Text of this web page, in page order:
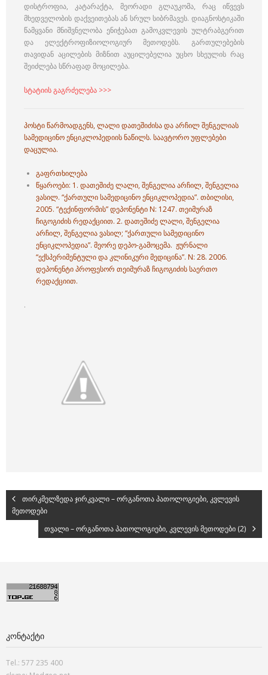
დისტროფია, კატარაქტა, მეორადი გლაუკომა, რაც იწვევს
მხედველობის დაქვეითებას ან სრულ სიბრმავეს. დიაგნოსტიკაში
წამყვანი მნიშვნელობა ენიჭებათ გამოკვლევის ულტრაბგერით
და ელექტროფიზიოლოგიურ მეთოდებს. გართულებების
თავიდან აცილების მიზნით აუცილებელია უცხო სხეულის რაც
შეიძლება სწრაფად მოცილება.
სტატიის გაგრძელება >>>
პოსტი წარმოადგენს, ლალი დათეშიძისა და არჩილ შენგელიას
სამედიცინო ენციკლოპედიის ნაწილს. საავტორო უფლებები
დაცულია.
გაფრთხილება
წყაროები: 1. დათეშიძე ლალი,შენგელია არჩილ,შენგელია
ვასილ. “ქართული სამედიცინო ენციკლოპედია”. თბილისი,
2005. “ტექინფორმის” დეპონენტი N: 1247. თეიმურაზ
ჩიგოგიძის რედაქციით. 2. დათეშიძე ლალი,შენგელია
არჩილ,შენგელია ვასილ; “ქართული სამედიცინო
ენციკლოპედია”. მეორე დეპო-გამოცემა. ჟურნალი
“ექსპერიმენტული და კლინიკური მედიცინა”. N: 28. 2006.
დეპონენტი პროფესორ თეიმურაზ ჩიგოგიძის საერთო
რედაქციით.
.
თირკმელზედა ჯირკვალი – ორგანოთა პათოლოგიები, კვლევის
მეთოდები
თვალი – ორგანოთა პათოლოგიები, კვლევის მეთოდები (2)
ᲙᲝᲜᲢᲐᲥᲢᲘ
Tel.: 577 235 400